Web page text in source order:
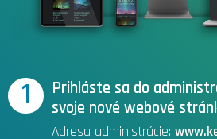
1
Prihláste sa do
svoje nové webové
Adresa administrácie: